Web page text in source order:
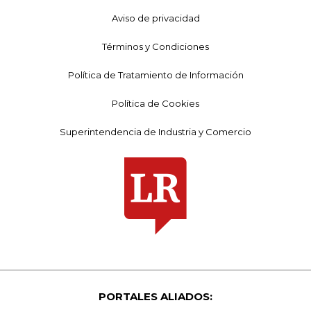
Aviso de privacidad
Términos y Condiciones
Política de Tratamiento de Información
Política de Cookies
Superintendencia de Industria y Comercio
PORTALES ALIADOS: